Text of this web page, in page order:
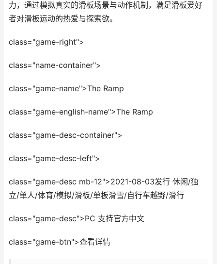
力，通过模拟真实的滑板场景与动作机制，满足滑板爱好
者对滑板运动的热爱与探索欲。
class="game-right">
class="name-container">
class="game-name">The Ramp
class="game-english-name">The Ramp
class="game-desc-container">
class="game-desc-left">
class="game-desc mb-12">2021-08-03发行 休闲/独
立/单人/体育/模拟/滑板/单板滑雪/自行车越野/滑行
class="game-desc">PC 支持官方中文
class="game-btn">查看详情